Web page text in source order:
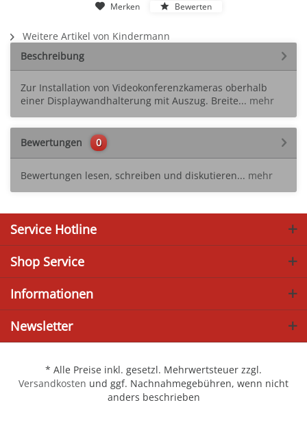
Merken Bewerten
Weitere Artikel von Kindermann
Beschreibung
Zur Installation von Videokonferenzkameras oberhalb
einer Displaywandhalterung mit Auszug. Breite... mehr
Bewertungen 0
Bewertungen lesen, schreiben und diskutieren... mehr
Service Hotline
Shop Service
Informationen
Newsletter
* Alle Preise inkl. gesetzl. Mehrwertsteuer zzgl.
Versandkosten und ggf. Nachnahmegebühren, wenn nicht
anders beschrieben